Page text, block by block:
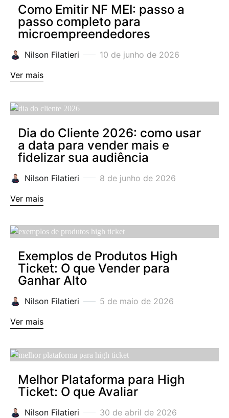
Como Emitir NF MEI: passo a
passo completo para
microempreendedores
Nilson Filatieri
10 de junho de 2026
Ver mais
Dia do Cliente 2026: como usar
a data para vender mais e
fidelizar sua audiência
Nilson Filatieri
8 de junho de 2026
Ver mais
Exemplos de Produtos High
Ticket: O que Vender para
Ganhar Alto
Nilson Filatieri
5 de maio de 2026
Ver mais
Melhor Plataforma para High
Ticket: O que Avaliar
Nilson Filatieri
30 de abril de 2026